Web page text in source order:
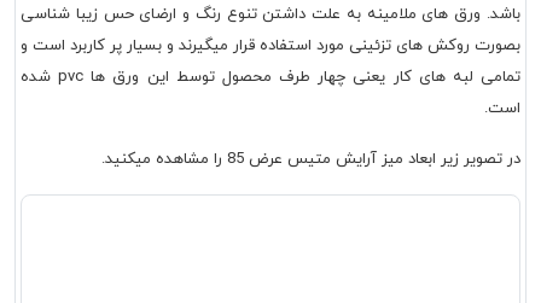
باشد. ورق های ملامینه به علت داشتن تنوع رنگ و ارضای حس زیبا شناسی
بصورت روکش های تزئینی مورد استفاده قرار میگیرند و بسیار پر کاربرد است و
تمامی لبه های کار یعنی چهار طرف محصول توسط این ورق ها pvc شده
است.
در تصویر زیر ابعاد میز آرایش متیس عرض 85 را مشاهده میکنید.